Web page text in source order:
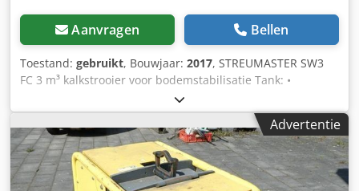
Aanvragen Bellen
Toestand: gebruikt, Bouwjaar: 2017, STREUMASTER SW3
FC 3 m³ kalkstrooier voor bodemstabilisatie Tank: •
Bouwjaar: 2017 • 3 m³ tankvolume • Vulopening: 3" / 3"
Strooimechanisme: Credpfx Aowv H Nqjnief • Werkbreedte:
2.460 mm • Delen werkbreedte: 3 x 820 mm •
Strooihoeveelheid bij 1 km/u: 1-50 kg/m² (bij een
bindmiddel-dichtheid van 1 kg/liter) Gewicht en
afmetingen: • Eigen gewicht: 1.250 kg • Afmetingen: 1.600 x
Advertentie